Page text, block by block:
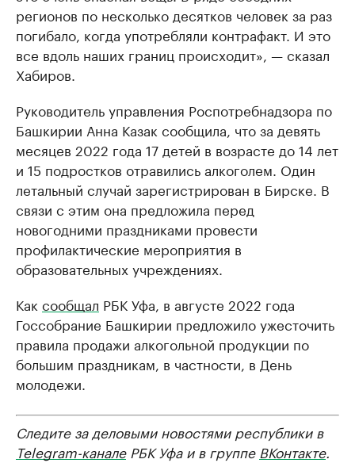
регионов по несколько десятков человек за раз
погибало, когда употребляли контрафакт. И это
все вдоль наших границ происходит», — сказал
Хабиров.
Руководитель управления Роспотребнадзора по
Башкирии Анна Казак сообщила, что за девять
месяцев 2022 года 17 детей в возрасте до 14 лет
и 15 подростков отравились алкоголем. Один
летальный случай зарегистрирован в Бирске. В
связи с этим она предложила перед
новогодними праздниками провести
профилактические мероприятия в
образовательных учреждениях.
Как сообщал РБК Уфа, в августе 2022 года
Госсобрание Башкирии предложило ужесточить
правила продажи алкогольной продукции по
большим праздникам, в частности, в День
молодежи.
Следите за деловыми новостями республики в
Telegram-каналеРБК Уфа и в группе ВКонтакте.